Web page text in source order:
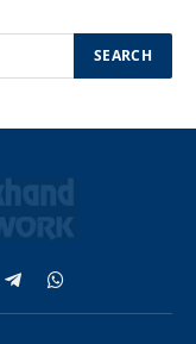
TelegramWhatsApp